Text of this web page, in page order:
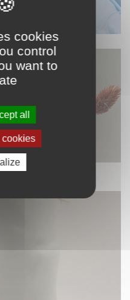
cookies
control
want to
all
cookies